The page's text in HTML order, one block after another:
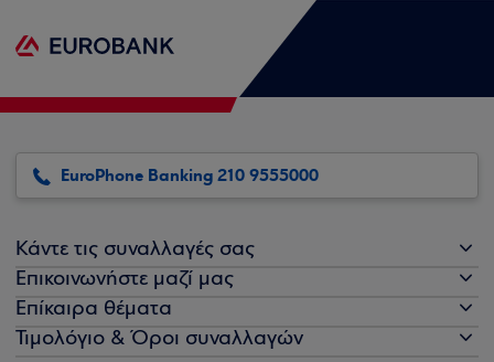
EuroPhone Banking 210 9555000
Κάντε τις συναλλαγές σας
Επικοινωνήστε μαζί μας
Επίκαιρα θέματα
Τιμολόγιο & Όροι συναλλαγών